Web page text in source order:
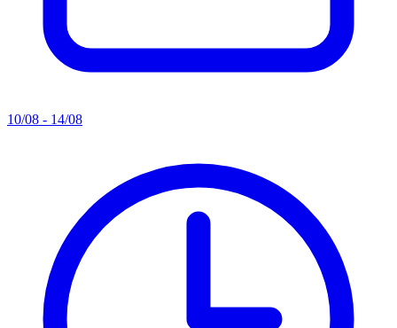
10/08 - 14/08